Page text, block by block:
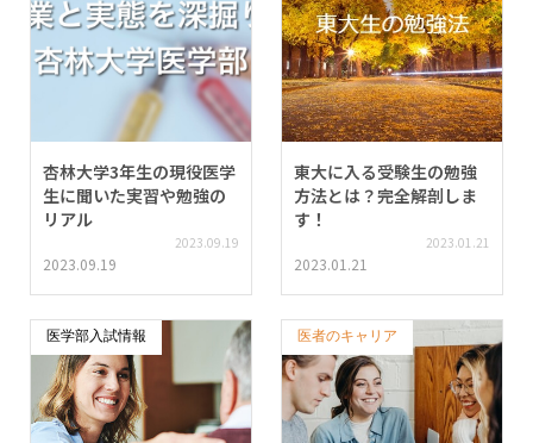
杏林大学3年生の現役医学
生に聞いた実習や勉強の
リアル
2023.09.19
2023.09.19
東大に入る受験生の勉強
方法とは？完全解剖しま
す！
2023.01.21
2023.01.21
医学部入試情報 医者のキャリア